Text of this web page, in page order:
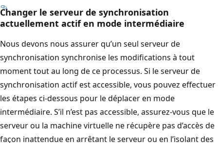
Changer le serveur de synchronisation
actuellement actif en mode intermédiaire
Nous devons nous assurer qu’un seul serveur de
synchronisation synchronise les modifications à tout
moment tout au long de ce processus. Si le serveur de
synchronisation actif est accessible, vous pouvez effectuer
les étapes ci-dessous pour le déplacer en mode
intermédiaire. S’il n’est pas accessible, assurez-vous que le
serveur ou la machine virtuelle ne récupère pas d’accès de
façon inattendue en arrêtant le serveur ou en l’isolant des